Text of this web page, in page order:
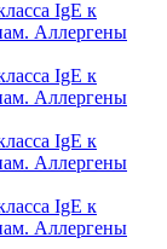
IgE к
Аллергены
IgE к
Аллергены
IgE к
Аллергены
IgE к
Аллергены